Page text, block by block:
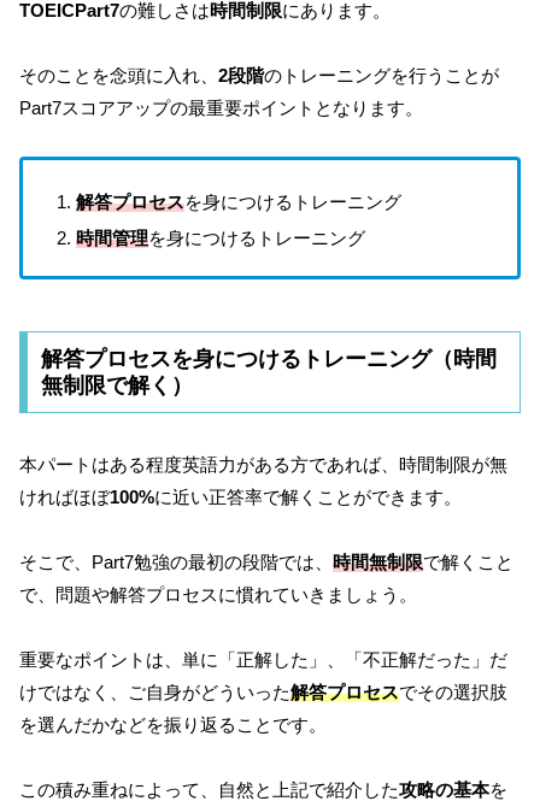
TOEICPart7の難しさは時間制限にあります。
そのことを念頭に入れ、 2段階のトレーニングを行うことが
Part7スコアアップの最重要ポイントとなります。
解答プロセスを身につけるトレーニング
時間管理を身につけるトレーニング
解答プロセスを身につけるトレーニング（時間
無制限で解く）
本パートはある程度英語力がある方であれば、時間制限が無
ければほぼ100%に近い正答率で解くことができます。
そこで、Part7勉強の最初の段階では、 時間無制限で解くこと
で、問題や解答プロセスに慣れていきましょう。
重要なポイントは、単に「正解した」、「不正解だった」だ
けではなく、ご自身がどういった解答プロセスでその選択肢
を選んだかなどを振り返ることです。
この積み重ねによって、自然と上記で紹介した攻略の基本を